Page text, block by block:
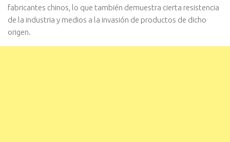
fabricantes chinos, lo que también demuestra cierta resistencia
de la industria y medios a la invasión de productos de dicho
origen.